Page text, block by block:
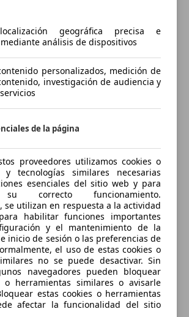
(sin frenos)
(con frenos)
geográfica precisa e
análisis de dispositivos
personalizados, medición de
investigación de audiencia y
de la página
proveedores utilizamos cookies o
y tecnologías similares necesarias
esenciales del sitio web y para
su correcto funcionamiento.
se utilizan en respuesta a la actividad
habilitar funciones importantes
y el mantenimiento de la
inicio de sesión o las preferencias de
el uso de estas cookies o
no se puede desactivar. Sin
navegadores pueden bloquear
o herramientas similares o avisarle
estas cookies o herramientas
afectar la funcionalidad del sitio